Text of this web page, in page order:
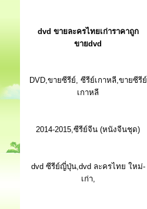
dvd ขายละครไทยเก่าราคาถูก
ขายdvd
DVD,ขายซีรีย์, ซีรีย์เกาหลี,ขายซีรีย์
เกาหลี
2014-2015,ซีรีย์จีน (หนังจีนชุด)
dvd ซีรีย์ญี่ปุ่น,dvd ละครไทย ใหม่-
เก่า,